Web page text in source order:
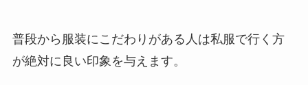
普段から服装にこだわりがある人は私服で行く方
が絶対に良い印象を与えます。